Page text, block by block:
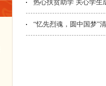
热心扶贫助学 关心学生
“忆先烈魂，圆中国梦”